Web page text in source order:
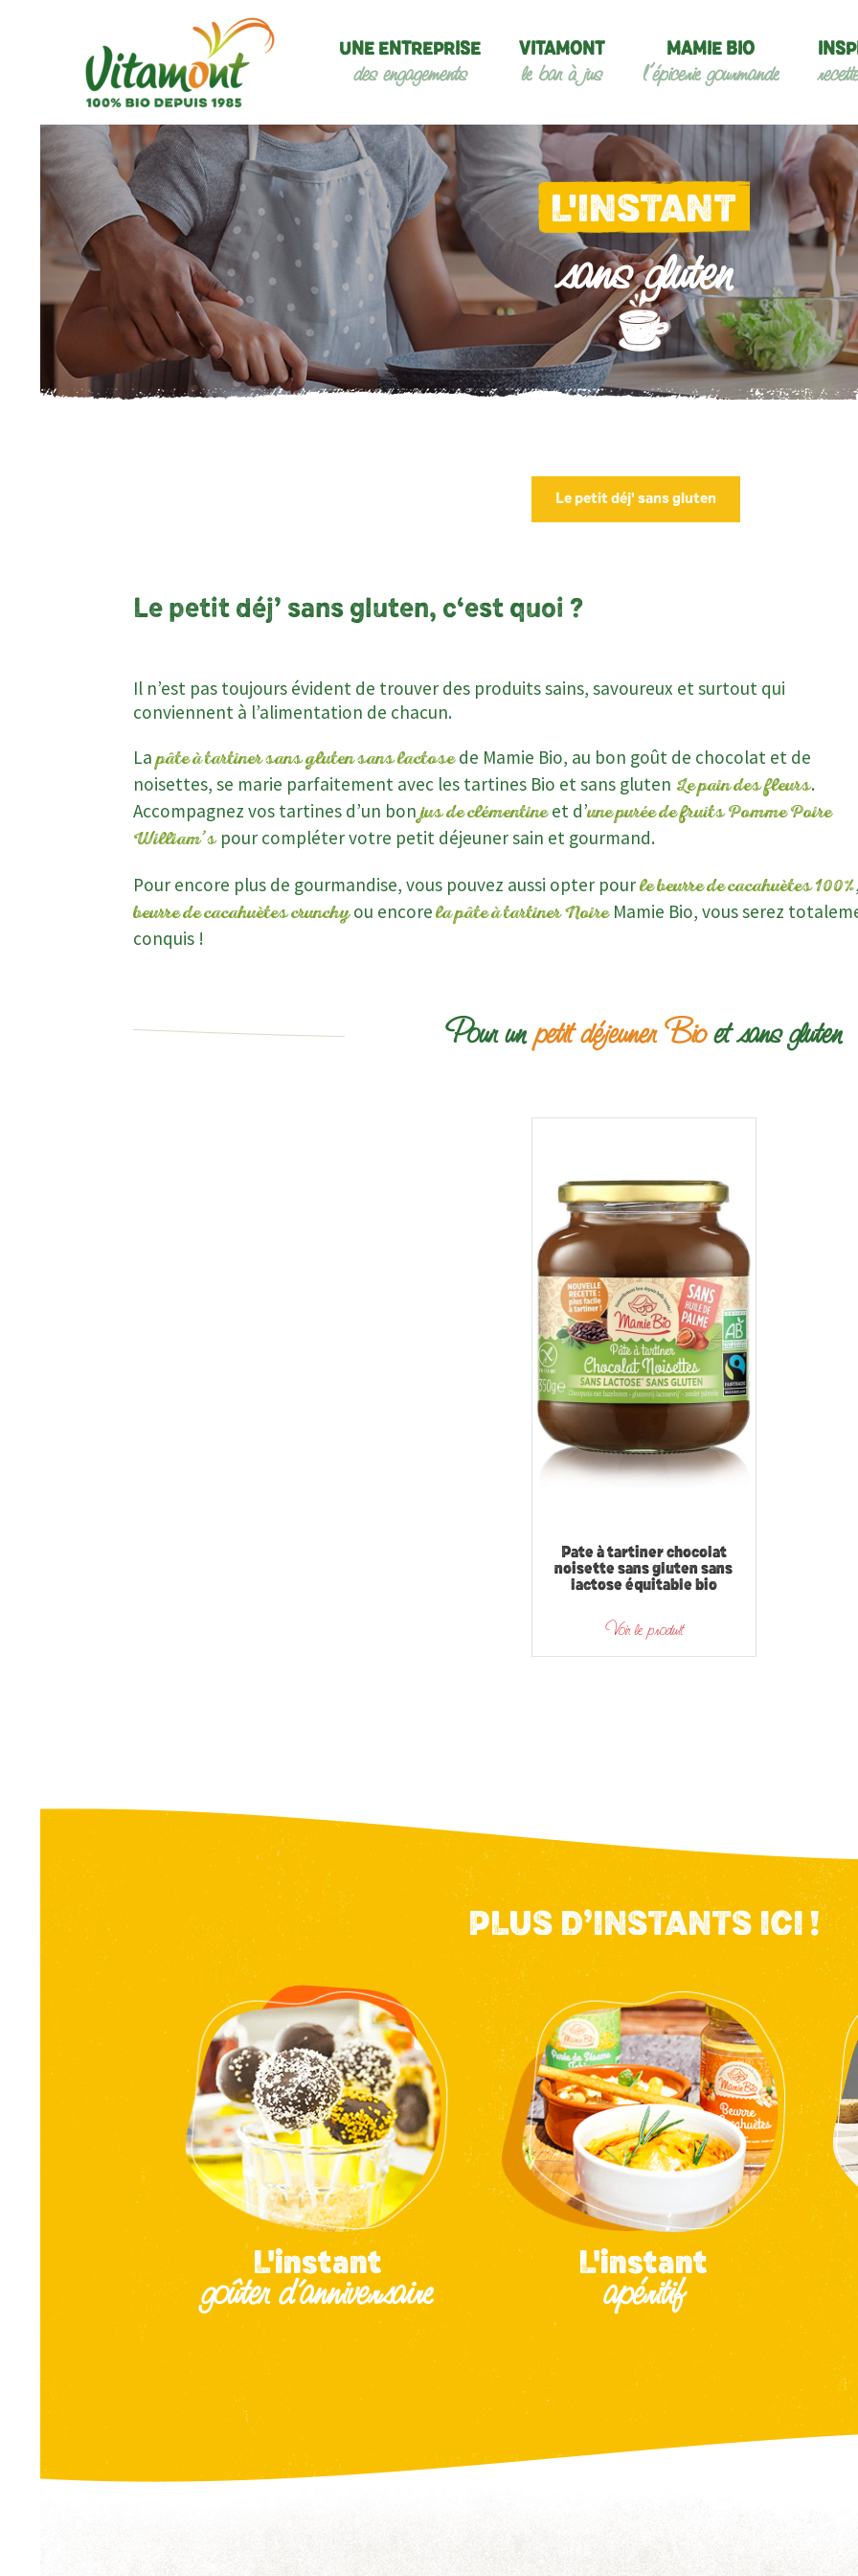
UNE ENTREPRISE
des engagements
VITAMONT
le bar à jus
MAMIE BIO
l’épicerie gourmande
L'INSTANT
sans gluten
Le petit déj' sans gluten
Le petit déj’ sans gluten, c‘est quoi ?
Il n’est pas toujours évident de trouver des produits sains, savoureux et surtout qui
conviennent à l’alimentation de chacun.
Lapâte à tartiner sans gluten sans lactosede Mamie Bio, au bon goût de chocolat et de
noisettes, se marie parfaitement avec les tartines Bio et sans gluten Le pain des fleurs.
Accompagnez vos tartines d’un bonjus de clémentineet d’une purée de fruits Pomme Poire
William’spour compléter votre petit déjeuner sain et gourmand.
Pour encore plus de gourmandise, vous pouvez aussi opter pour le beurre de cacahuètes 100%,
beurre de cacahuètes crunchyou encore la pâte à tartiner NoireMamie Bio, vous serez
conquis !
Pour unpetit déjeuner Bioet sans gluten
Pate à tartiner chocolat
noisette sans gluten sans
lactose équitable bio
Voir le produit
PLUS D’INSTANTS ICI !
L'instant
goûter d'anniversaire
L'instant
apéritif